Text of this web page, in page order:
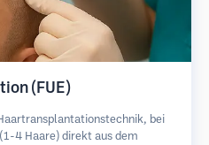
(FUE)
bei
4 Haare) direkt aus dem